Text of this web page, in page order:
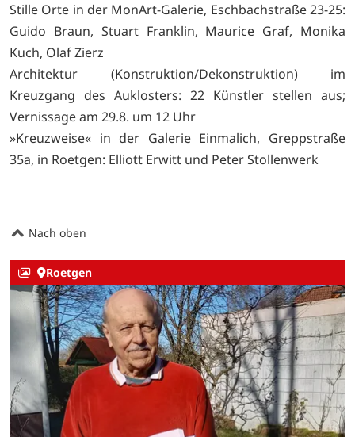
Stille Orte in der MonArt-Galerie, Eschbachstraße 23-25:
Guido Braun, Stuart Franklin, Maurice Graf, Monika
Kuch, Olaf Zierz
Architektur (Konstruktion/Dekonstruktion) im
Kreuzgang des Auklosters: 22 Künstler stellen aus;
Vernissage am 29.8. um 12 Uhr
»Kreuzweise« in der Galerie Einmalich, Greppstraße
35a, in Roetgen: Elliott Erwitt und Peter Stollenwerk
Nach oben
Roetgen